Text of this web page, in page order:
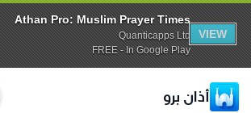
Athan Pro: Muslim Prayer Times
Quanticapps Ltd
FREE - In Google Play
VIEW
أذان برو